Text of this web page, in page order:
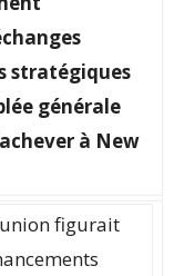
stratégiques
générale
à New
figurait